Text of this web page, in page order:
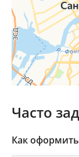
Часто
Как оформить